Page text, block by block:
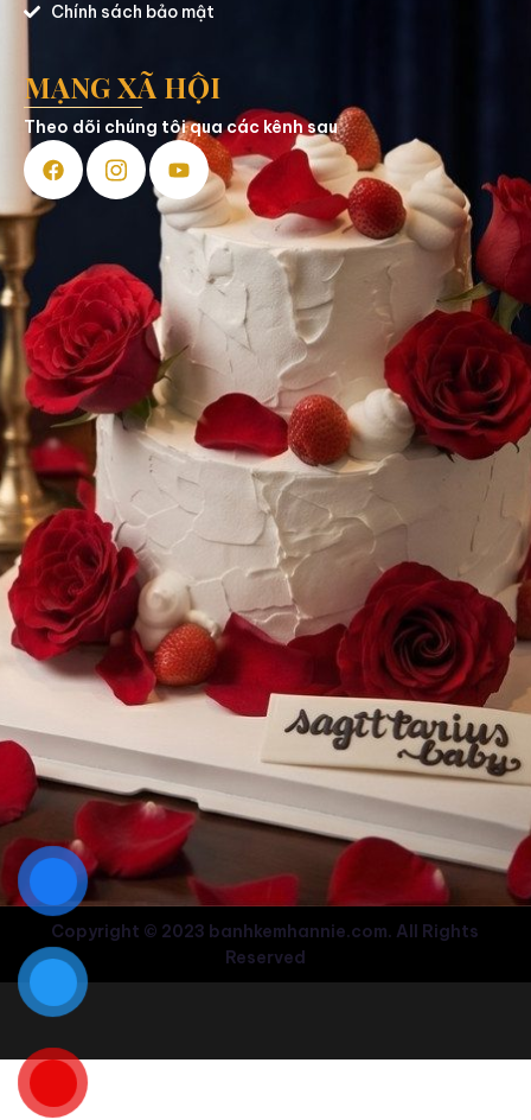
Chính sách bảo mật
MẠNG XÃ HỘI
Theo dõi chúng tôi qua các kênh sau
Copyright © 2023 banhkemhannie.com. All Rights
Reserved